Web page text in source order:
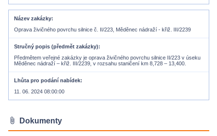
Název zakázky
Oprava živičného povrchu silnice č. II/223, Měděnec nádraží - křiž. III/2239
Stručný popis (předmět zakázky)
Předmětem veřejné zakázky je oprava živičného povrchu silnice II/223 v úseku
Měděnec nádraží – křiž. III/2239, v rozsahu staničení km 8,728 – 13,400.
Lhůta pro podání nabídek
11. 06. 2024 08:00:00
attach_file Dokumenty